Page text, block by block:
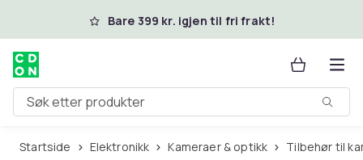
Hopp til hovedinnholdBare 399 kr. igjen til fri frakt!
Søk etter produkter
Startside Elektronikk Kameraer & optikk Tilbehør til